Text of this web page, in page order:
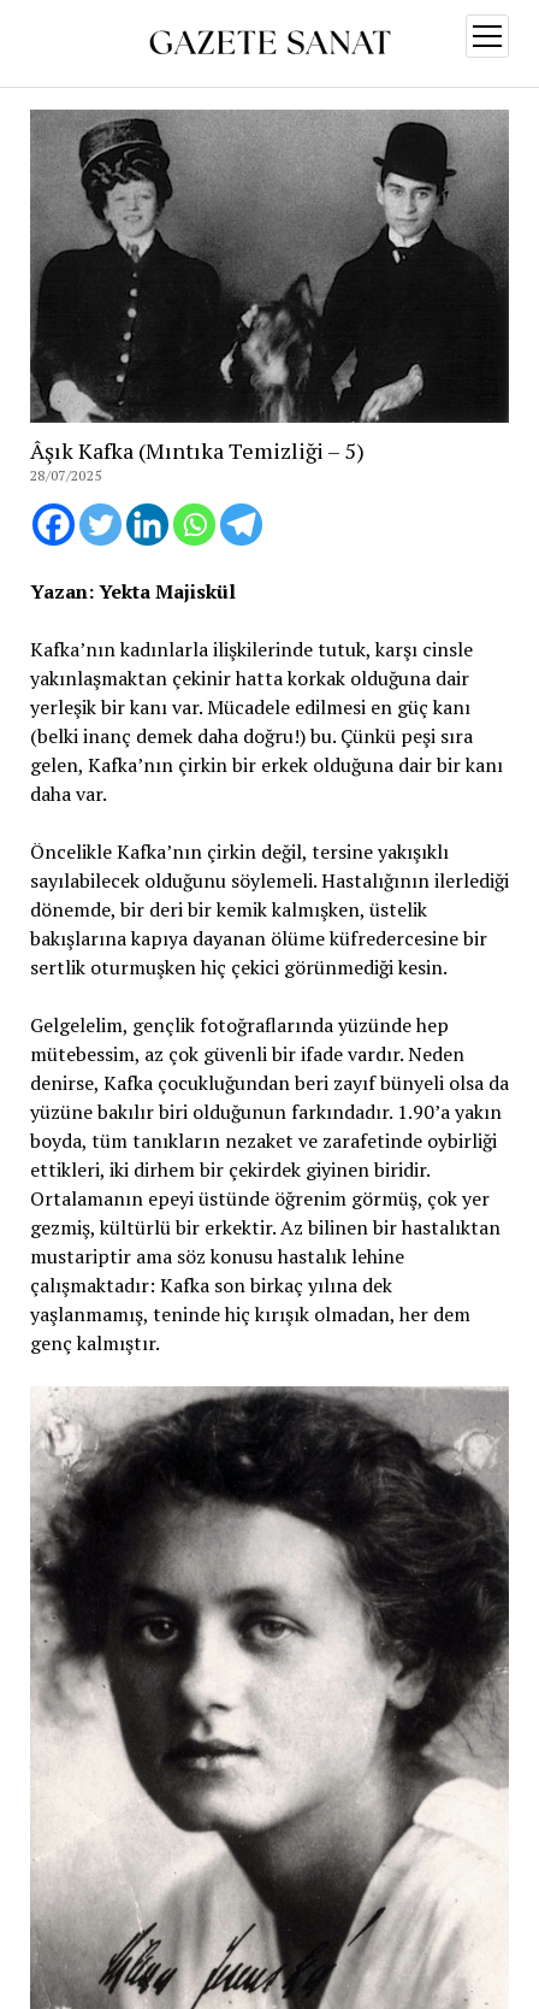
aç
Âşık Kafka (Mıntıka Temizliği – 5)
28/07/2025
Yazan: Yekta Majiskül
Kafka’nın kadınlarla ilişkilerinde tutuk, karşı cinsle
yakınlaşmaktan çekinir hatta korkak olduğuna dair
yerleşik bir kanı var. Mücadele edilmesi en güç kanı
(belki inanç demek daha doğru!) bu. Çünkü peşi sıra
gelen, Kafka’nın çirkin bir erkek olduğuna dair bir kanı
daha var.
Öncelikle Kafka’nın çirkin değil, tersine yakışıklı
sayılabilecek olduğunu söylemeli. Hastalığının ilerlediği
dönemde, bir deri bir kemik kalmışken, üstelik
bakışlarına kapıya dayanan ölüme küfredercesine bir
sertlik oturmuşken hiç çekici görünmediği kesin.
Gelgelelim, gençlik fotoğraflarında yüzünde hep
mütebessim, az çok güvenli bir ifade vardır. Neden
denirse, Kafka çocukluğundan beri zayıf bünyeli olsa da
yüzüne bakılır biri olduğunun farkındadır. 1.90’a yakın
boyda, tüm tanıkların nezaket ve zarafetinde oybirliği
ettikleri, iki dirhem bir çekirdek giyinen biridir.
Ortalamanın epeyi üstünde öğrenim görmüş, çok yer
gezmiş, kültürlü bir erkektir. Az bilinen bir hastalıktan
mustariptir ama söz konusu hastalık lehine
çalışmaktadır: Kafka son birkaç yılına dek
yaşlanmamış, teninde hiç kırışık olmadan, her dem
genç kalmıştır.